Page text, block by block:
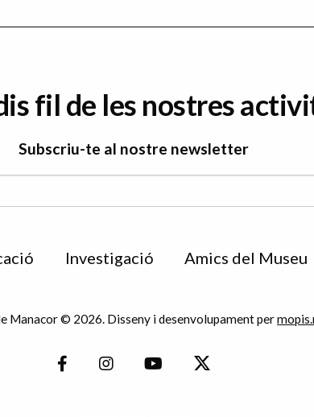
fil de les nostres
Subscriu-te al nostre newsletter
Investigació Amics del Museu
Manacor © 2026. Disseny i desenvolupament per